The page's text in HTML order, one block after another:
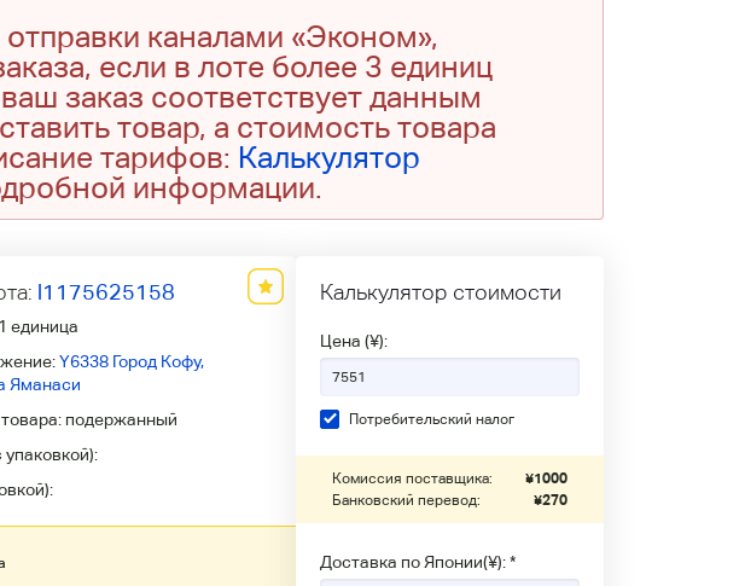
каналами «Эконом»,
если в лоте более 3 единиц
заказ соответствует данным
товар, а стоимость товара
тарифов: Калькулятор
информации.
l1175625158
1 единица
Y6338 Город Кофу,
Яманаси
подержанный
упаковкой):
Калькулятор стоимости
Цена (¥):
Потребительский налог
Комиссия поставщика: ¥1000
Банковский перевод:
¥270
Доставка по Японии(¥): *